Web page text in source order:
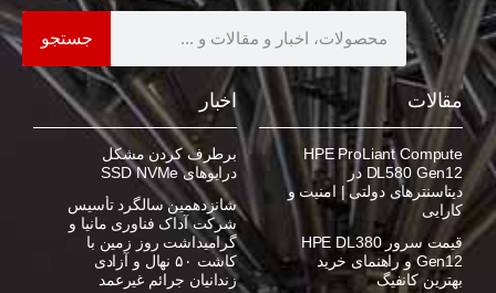
جستجو
مقالات
HPE ProLiant Compute
DL580 Gen12 در
دیتاسنترهای دولتی | امنیت و
کارایی
قیمت سرور HPE DL380
Gen12 و راهنمای خرید
بهترین کانفیگ
اخبار
برطرف کردن مشکل
درایوهای SSD NVMe
شانزدهمین سالگرد تأسیس
شرکت آداک فناوری مانیا و
گرامیداشت روز زمین با
کاشت ۵۰ نهال و آزادی
زندانیان جرائم غیرعمد